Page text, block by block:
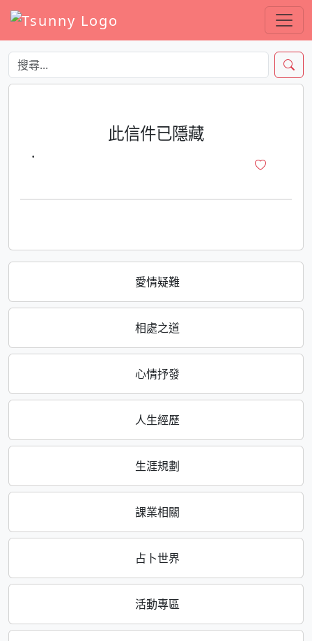
愛情疑難
相處之道
心情抒發
人生經歷
生涯規劃
課業相關
占卜世界
活動專區
此信件已隱藏
·